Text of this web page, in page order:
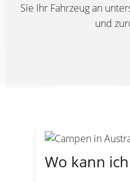
Sie Ihr Fahrzeug an
und
Wo kann